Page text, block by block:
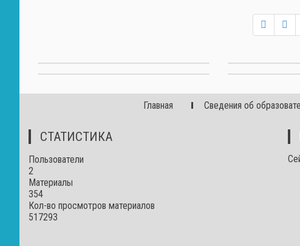
Главная Сведения об
СТАТИСТИКА
Пользователи
2
Материалы
354
Кол-во просмотров материалов
517293